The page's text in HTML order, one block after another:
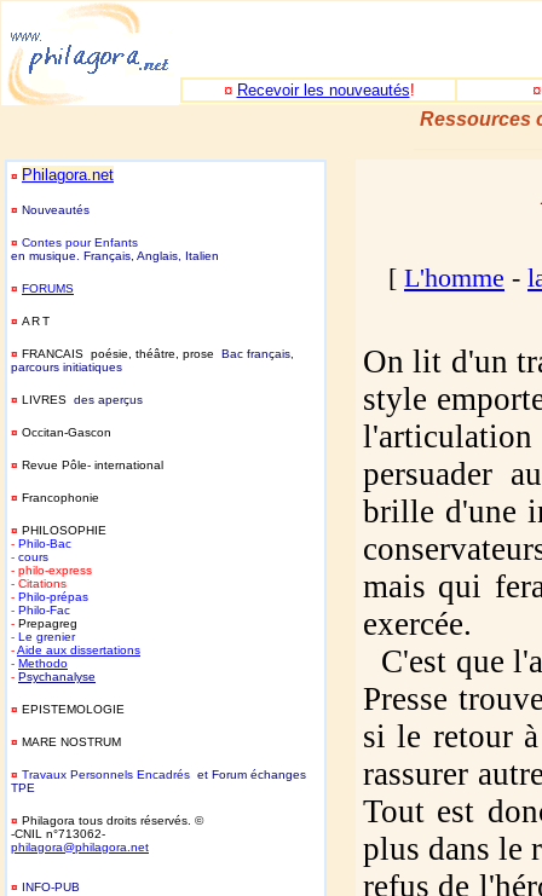
¤ Recevoir les nouveautés!
Ressources
¤ Philagora.net
¤ Nouveautés
¤ Contes pour Enfants
en musique. Français, Anglais, Italien
¤ FORUMS
¤ ART
¤ FRANCAIS poésie, théâtre, prose
Bac français,
parcours initiatiques
¤ LIVRES des aperçus
¤ Occitan-Gascon
¤ Revue Pôle- international
¤ Francophonie
¤ PHILOSOPHIE
- Philo-Bac
- cours
- philo-express
- Citations
- Philo-prépas
- Philo-Fac
- Prepagreg
- Le grenier
-Aide aux dissertations
- Methodo
- Psychanalyse
¤ EPISTEMOLOGIE
¤ MARE NOSTRUM
¤ Travaux Personnels Encadrés et Forum échanges
TPE
¤ Philagora tous droits réservés. ©
-CNIL n°713062-
philagora@philagora.net
¤ INFO-PUB
[ L'homme -
On lit d'un
style
persuader
brille d'une
mais qui
exercée.
C'est que
Presse
si le retour
rassurer
Tout est
plus dans le
refus de